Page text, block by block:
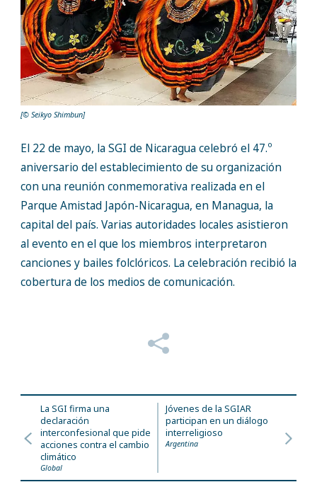
[© Seikyo Shimbun]
El 22 de mayo, la SGI de Nicaragua celebró el 47.o
aniversario del establecimiento de su organización
con una reunión conmemorativa realizada en el
Parque Amistad Japón-Nicaragua, en Managua, la
capital del país. Varias autoridades locales asistieron
al evento en el que los miembros interpretaron
canciones y bailes folclóricos. La celebración recibió la
cobertura de los medios de comunicación.
La SGI firma una
declaración
interconfesional que pide
acciones contra el cambio
climático
Global
Jóvenes de la SGIAR
participan en un diálogo
interreligioso
Argentina